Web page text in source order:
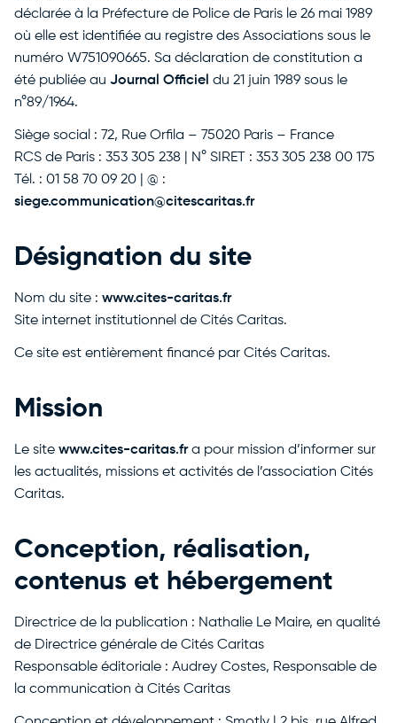
déclarée à la Préfecture de Police de Paris le 26 mai 1989
où elle est identifiée au registre des Associations sous le
numéro W751090665. Sa déclaration de constitution a
été publiée au Journal Officiel du 21 juin 1989 sous le
n°89/1964.
Siège social : 72, Rue Orfila – 75020 Paris – France
RCS de Paris : 353 305 238 | N° SIRET : 353 305 238 00 175
Tél. : 01 58 70 09 20 | @ :
siege.communication@citescaritas.fr
Désignation du site
Nom du site : www.cites-caritas.fr
Site internet institutionnel de Cités Caritas.
Ce site est entièrement financé par Cités Caritas.
Mission
Le site www.cites-caritas.fra pour mission d’informer sur
les actualités, missions et activités de l’association Cités
Caritas.
Conception, réalisation,
contenus et hébergement
Directrice de la publication : Nathalie Le Maire, en qualité
de Directrice générale de Cités Caritas
Responsable éditoriale : Audrey Costes, Responsable de
la communication à Cités Caritas